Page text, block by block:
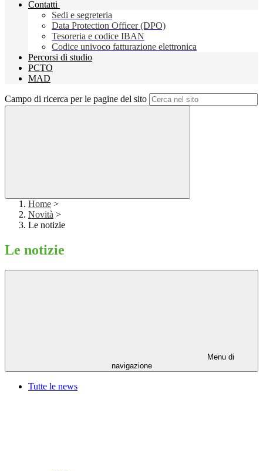
Contatti
Sedi e segreteria
Data Protection Officer (DPO)
Tesoreria e codice IBAN
Codice univoco fatturazione elettronica
Percorsi di studio
PCTO
MAD
Campo di ricerca per le pagine del sito
Home >
Novità >
Le notizie
Le notizie
Menu di
navigazione
Tutte le news